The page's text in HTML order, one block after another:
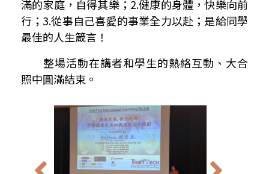
滿的家庭，自得其樂； 2.健康的身體，快樂向前
行； 3.從事自己喜愛的事業全力以赴；是給同學
最佳的人生箴言！
整場活動在講者和學生的熱絡互動、大合
照中圓滿結束。